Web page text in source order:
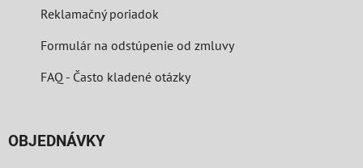
Reklamačný poriadok
Formulár na odstúpenie od zmluvy
FAQ - Často kladené otázky
OBJEDNÁVKY